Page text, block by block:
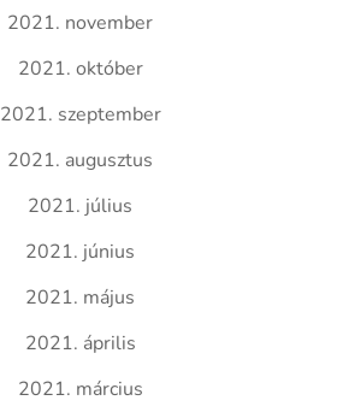
2021. november
2021. október
2021. szeptember
2021. augusztus
2021. július
2021. június
2021. május
2021. április
2021. március